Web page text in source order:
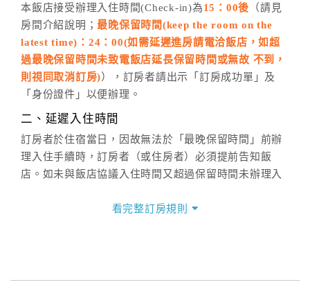
五、客服時間
週一至週日，上午9:00～晚上6:00
六、聯絡方式
週一至週日：客服聯絡單、LINE@ 、電話：
(07)9682715 。
本飯店接受辦理入住時間(Check-in)為15：00後 （請見
房間介紹說明；最晚保留時間(keep the room on the
latest time)：24：00(如需延遲進房請電洽飯店，如超
過最晚保留時間未致電飯店延長保留時間或無故 不到，
則視同取消訂房)），訂房者請出示「訂房成功單」及
「身份證件」以便辦理。
二、延遲入住時間
訂房者於住宿當日，因故無法於「最晚保留時間」前辦
理入住手續時，訂房者（或住房者）必須提前告知飯
店。如未與飯店協議入住時間又超過保留時間未辦理入
看完整訂房規則